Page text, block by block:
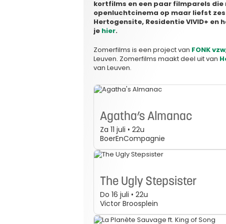
kortfilms en een paar filmparels die
openluchtcinema op maar liefst
Hertogensite, Residentie VIVID+ en
je hier.
Zomerfilms is een project van FONK vzw
Leuven. Zomerfilms maakt deel uit van
van Leuven.
Agatha’s Almanac
Za 11 juli • 22u
BoerEnCompagnie
The Ugly Stepsister
Do 16 juli • 22u
Victor Broosplein